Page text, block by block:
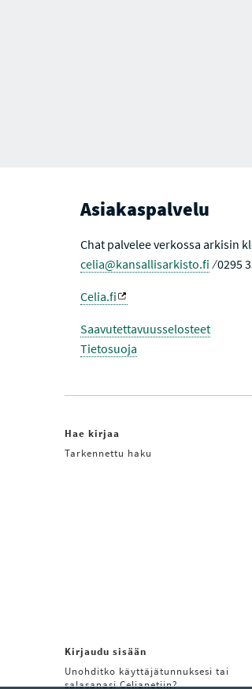
Asiakaspalvelu
Chat palvelee verkossa arkisin
celia@kansallisarkisto.fi ⁄ 0295
Celia.fi
Saavutettavuusselosteet
Tietosuoja
Hae kirjaa
Tarkennettu haku
Kirjaudu sisään
Unohditko käyttäjätunnuksesi tai
salasanasi Celianetiin?